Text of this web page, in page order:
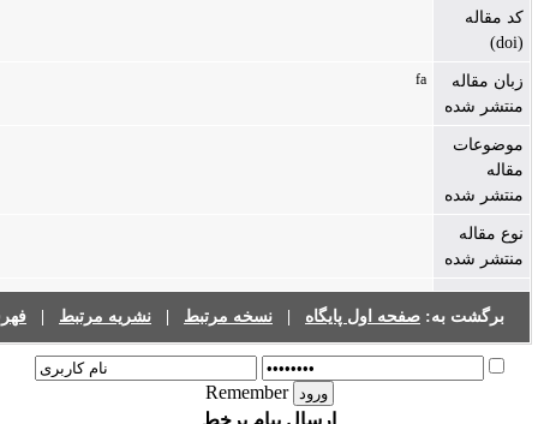
صفحه اول پایگاه |نسخه مرتبط |نشریه مرتبط |فهرست نشریات
Remember
ارسال پیام برخط